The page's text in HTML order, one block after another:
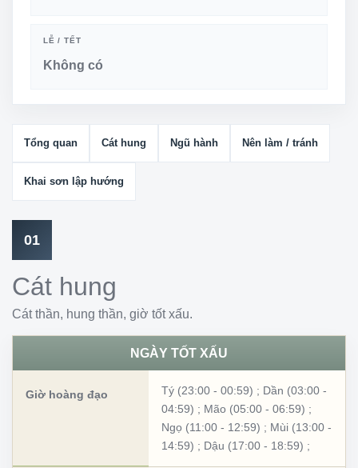
LỄ / TẾT
Không có
Tổng quan Cát hung Ngũ hành Nên làm / tránh
Khai sơn lập hướng
01
Cát hung
Cát thần, hung thần, giờ tốt xấu.
NGÀY TỐT XẤU
Giờ hoàng đạo Tý (23:00 - 00:59) ; Dần (03:00 -
04:59) ; Mão (05:00 - 06:59) ;
Ngọ (11:00 - 12:59) ; Mùi (13:00 -
14:59) ; Dậu (17:00 - 18:59) ;